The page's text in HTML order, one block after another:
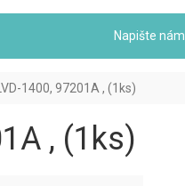
Napište nám
1400, 97201A , (1ks)
, (1ks)